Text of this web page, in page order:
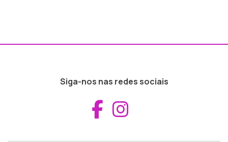
Siga-nos nas redes sociais
Aceder ao